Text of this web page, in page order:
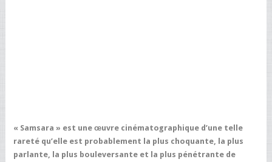
« Samsara » est une œuvre cinématographique d’une telle
rareté qu’elle est probablement la plus choquante, la plus
parlante, la plus bouleversante et la plus pénétrante de